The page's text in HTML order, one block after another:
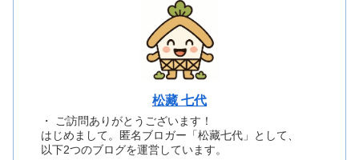
松藏 七代
・ ご訪問ありがとうございます！
はじめまして。匿名ブロガー「松藏七代」として、
以下2つのブログを運営しています。